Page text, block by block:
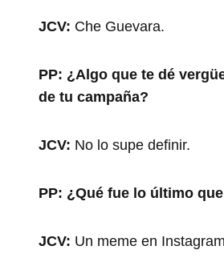
JCV: Che Guevara.
PP: ¿Algo que te dé
de tu campaña?
JCV: No lo supe definir.
PP: ¿Qué fue lo último
JCV: Un meme en